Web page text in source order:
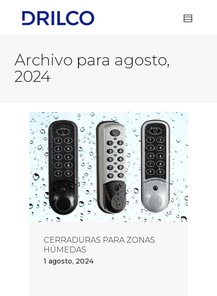
Archivo para agosto,
2024
CERRADURAS PARA ZONAS
HÚMEDAS
1 agosto, 2024